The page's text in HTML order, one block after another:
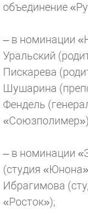
объединение
– в номинации
Уральский
Пискарева
Шушарина
Фендель
– в номинации
(студия
Ибрагимова
«Росток»);